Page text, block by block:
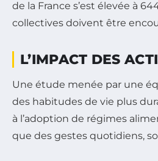
de la France s’est élevée à
collectives doivent être
L’IMPACT DES
Une étude menée par une
des habitudes de vie plus
à l’adoption de régimes
que des gestes quotidiens,